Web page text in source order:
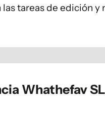
tareas de edición y
Whathefav SL